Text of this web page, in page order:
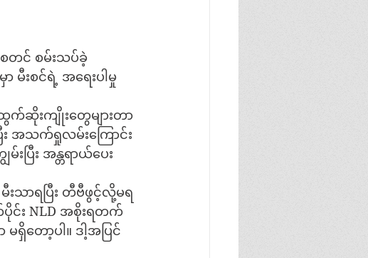
စတင် စမ်းသပ်ခဲ့
မီးစင်ရဲ့ အရေးပါမှု
ဆိုးကျိုးတွေများတာ
အသက်ရှုလမ်းကြောင်း
ြီး အန္တရာယ်ပေး
သာရပြီး တီဗီဖွင့်လို့မရ
င်း NLD အစိုးရတက်
ရှိတော့ပါ။ ဒါ့အပြင်